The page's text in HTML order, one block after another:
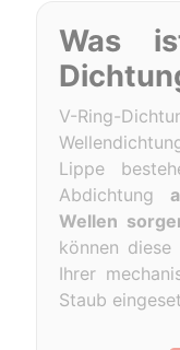
Was
V-Ring-
Lippe
Abdichtung
Wellen
können
Ihrer
Staub